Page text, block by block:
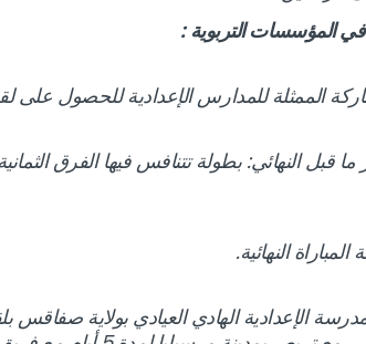
المؤسسات التربوية :
الممثلة للمدارس الإعدادية للحصول على
قبل النهائي: بطولة تتنافس فيها الفرق
النهائية.